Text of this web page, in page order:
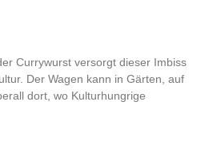
Currywurst versorgt dieser Imbiss
Der Wagen kann in Gärten, auf
dort, wo Kulturhungrige